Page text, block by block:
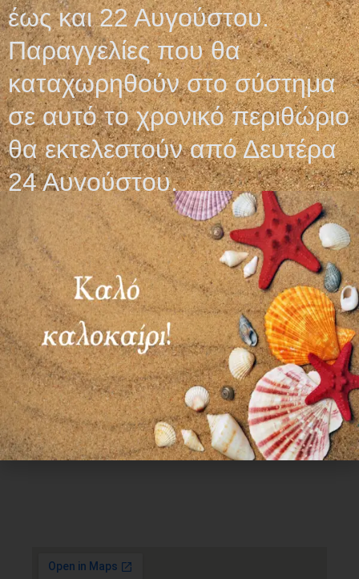
Ωράριο λειτουργίας
ΕΙΔΙΚΟ ΘΕΡΙΝΟ ΩΡΑΡΙΟ
ΔΕΥ-ΠΑΡ: 09:00-14:30
ΣΑΒ – ΚΥΡ: ΚΛΕΙΣΤΑ
Χρήσιμα Links
Όροι Χρήσης
Πολιτική απορρήτου
Τρόποι πληρωμής
Τρόποι αποστολής
Πολιτική επιστροφών
έως και 22 Αυγούστου.
Παραγγελίες που θα
καταχωρηθούν στο σύστημα
σε αυτό το χρονικό περιθώριο
θα εκτελεστούν από Δευτέρα
24 Αυγούστου.